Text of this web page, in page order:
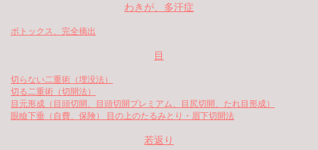
わきが、多汗症
ボトックス、完全摘出
目
切らない二重術（埋没法）
切る二重術（切開法）
目元形成（目頭切開、目頭切開プレミアム、目尻切開、たれ目形成）
眼瞼下垂（自費、保険） 目の上のたるみとり・眉下切開法
若返り